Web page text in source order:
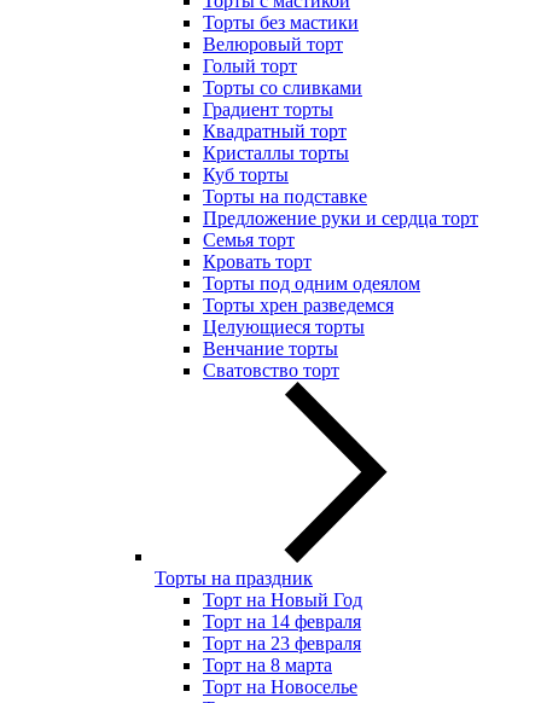
Торты без мастики
Велюровый торт
Голый торт
Торты со сливками
Градиент торты
Квадратный торт
Кристаллы торты
Куб торты
Торты на подставке
Предложение руки и сердца торт
Семья торт
Кровать торт
Торты под одним одеялом
Торты хрен разведемся
Целующиеся торты
Венчание торты
Сватовство торт
Торты на праздник
Торт на Новый Год
Торт на 14 февраля
Торт на 23 февраля
Торт на 8 марта
Торт на Новоселье